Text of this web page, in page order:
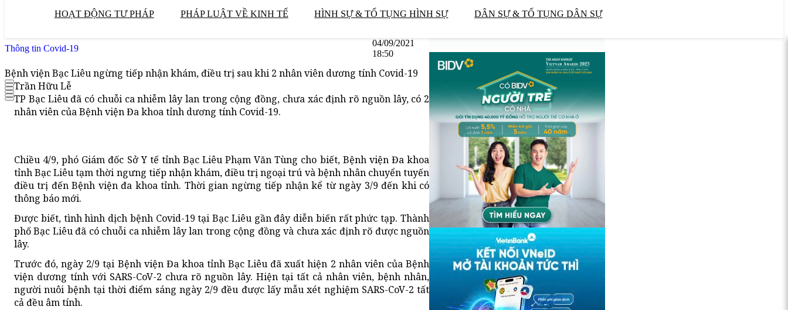
HOẠT ĐỘNG TƯ PHÁP PHÁP LUẬT VỀ KINH TẾ HÌNH SỰ & TỐ TỤNG HÌNH SỰ DÂN SỰ & TỐ TỤNG DÂN SỰ
Thông tin Covid-19
04/09/2021
18:50
Bệnh viện Bạc Liêu ngừng tiếp nhận khám, điều trị sau khi 2 nhân viên dương tính Covid-19
Trần Hữu Lễ
TP Bạc Liêu đã có chuỗi ca nhiễm lây lan trong cộng đồng, chưa xác định rõ nguồn lây, có 2
nhân viên của Bệnh viện Đa khoa tỉnh dương tính Covid-19.
Chiều 4/9, phó Giám đốc Sở Y tế tỉnh Bạc Liêu Phạm Văn Tùng cho biết, Bệnh viện Đa khoa
tỉnh Bạc Liêu tạm thời ngưng tiếp nhận khám, điều trị ngoại trú và bệnh nhân chuyển tuyến
điều trị đến Bệnh viện đa khoa tỉnh. Thời gian ngừng tiếp nhận kể từ ngày 3/9 đến khi có
thông báo mới.
Được biết, tình hình dịch bệnh Covid-19 tại Bạc Liêu gần đây diễn biến rất phức tạp. Thành
phố Bạc Liêu đã có chuỗi ca nhiễm lây lan trong cộng đồng và chưa xác định rõ được nguồn
lây.
Trước đó, ngày 2/9 tại Bệnh viện Đa khoa tỉnh Bạc Liêu đã xuất hiện 2 nhân viên của Bệnh
viện dương tính với SARS-CoV-2 chưa rõ nguồn lây. Hiện tại tất cả nhân viên, bệnh nhân,
người nuôi bệnh tại thời điểm sáng ngày 2/9 đều được lấy mẫu xét nghiệm SARS-CoV-2 tất
cả đều âm tính.